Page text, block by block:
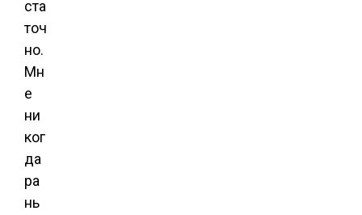
ста
точ
но.
Мн
е
ни
ког
да
ра
нь